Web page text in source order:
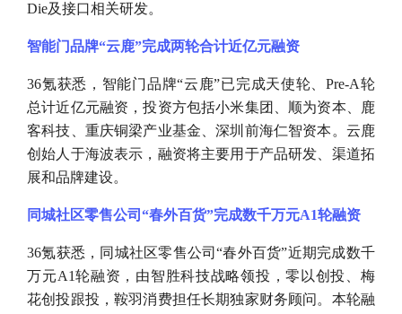
Die及接口相关研发。
智能门品牌“云鹿”完成两轮合计近亿元融资
36氪获悉，智能门品牌“云鹿”已完成天使轮、Pre-A轮
总计近亿元融资，投资方包括小米集团、顺为资本、鹿
客科技、重庆铜梁产业基金、深圳前海仁智资本。云鹿
创始人于海波表示，融资将主要用于产品研发、渠道拓
展和品牌建设。
同城社区零售公司“春外百货”完成数千万元A1轮融资
36氪获悉，同城社区零售公司“春外百货”近期完成数千
万元A1轮融资，由智胜科技战略领投，零以创投、梅
花创投跟投，鞍羽消费担任长期独家财务顾问。本轮融